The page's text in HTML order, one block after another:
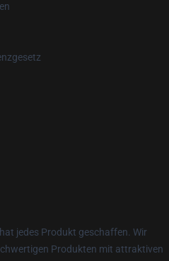
jedes Produkt geschaffen. Wir
Produkten mit attraktiven